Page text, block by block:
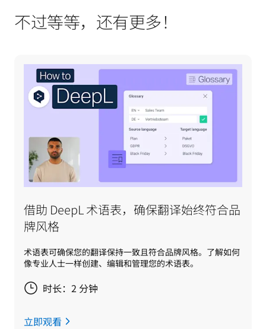
不过等等，还有更多！
借助 DeepL 术语表，确保翻译始终符合品
牌风格
术语表可确保您的翻译保持一致且符合品牌风格。了解如何
像专业人士一样创建、编辑和管理您的术语表。
时长：2 分钟
立即观看